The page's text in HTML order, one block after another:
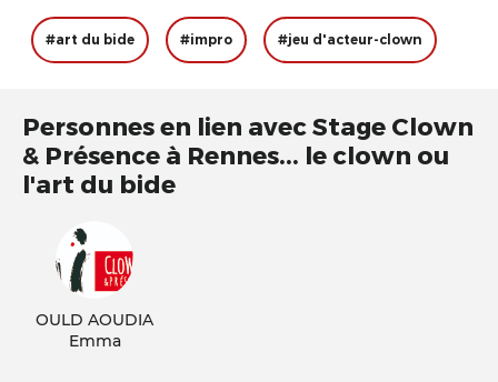
#art du bide #impro #jeu d'acteur-clown
Personnes en lien avec Stage Clown
& Présence à Rennes... le clown ou
l'art du bide
OULD AOUDIA
Emma